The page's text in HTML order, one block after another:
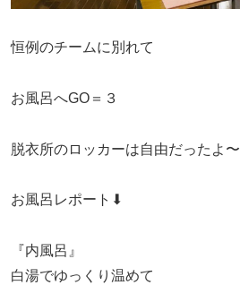
恒例のチームに別れて
お風呂へGO＝３
脱衣所のロッカーは自由だったよ〜
お風呂レポート⬇︎
『内風呂』
白湯でゆっくり温めて